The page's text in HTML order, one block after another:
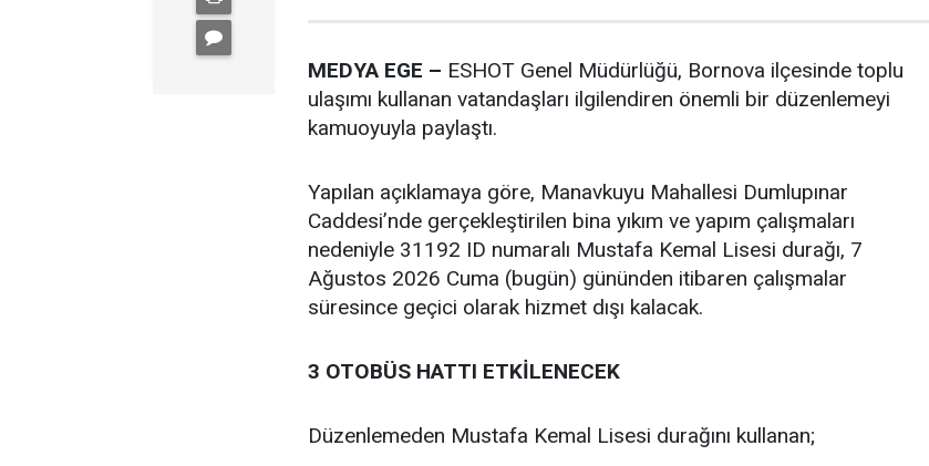
MEDYA EGE – ESHOT Genel Müdürlüğü, Bornova ilçesinde toplu
ulaşımı kullanan vatandaşları ilgilendiren önemli bir düzenlemeyi
kamuoyuyla paylaştı.
Yapılan açıklamaya göre, Manavkuyu Mahallesi Dumlupınar
Caddesi’nde gerçekleştirilen bina yıkım ve yapım çalışmaları
nedeniyle 31192 ID numaralı Mustafa Kemal Lisesi durağı, 7
Ağustos 2026 Cuma (bugün) gününden itibaren çalışmalar
süresince geçici olarak hizmet dışı kalacak.
3 OTOBÜS HATTI ETKİLENECEK
Düzenlemeden Mustafa Kemal Lisesi durağını kullanan;